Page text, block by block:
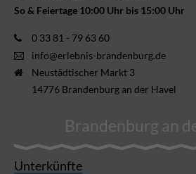
So & Feiertage 10:00 Uhr bis 15:00 Uhr
0 33 81 - 79 63 60
info@erlebnis-brandenburg.de
Neustädtischer Markt 3
14776 Brandenburg an der Havel
Brandenburg an
Unterkünfte